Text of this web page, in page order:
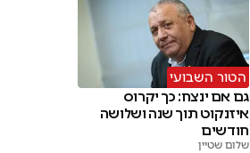
הטור השבועי
גם אם ינצח: כך יקרוס
איזנקוט תוך שנה ושלושה
חודשים
שלום שטיין